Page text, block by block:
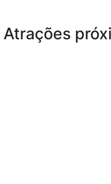
Atrações